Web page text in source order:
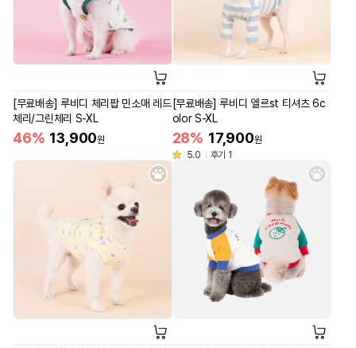
[무료배송] 루비디 체리팝 민소매 레드
체리/그린체리 S-XL
46% 13,900원
[무료배송] 루비디 엘르st 티셔츠 6c
olor S-XL
28% 17,900원
5.0
후기 1